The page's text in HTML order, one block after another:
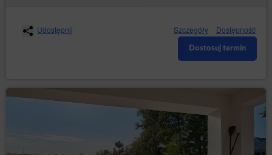
Udostępnij Szczegóły Dostępność
Dostosuj termin